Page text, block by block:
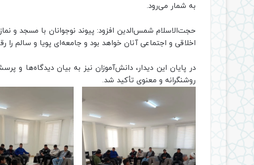
به شمار می‌رود.
حجت‌الاسلام شمس‌الدین افزود: پیوند نوجوانان با مسجد و
اخلاقی و اجتماعی آنان خواهد بود و جامعه‌ای پویا و سالم را
در پایان این دیدار، دانش‌آموزان نیز به بیان دیدگاه‌ها و
روشنگرانه و معنوی تأکید شد.